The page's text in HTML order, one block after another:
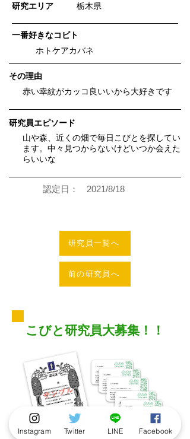
​研究エリア 栃木県
一番好きなコビト
ホトケアカバネ
​その理由
赤い幸紋がカッコ良いいから大好きです
研究員エピソード
山や森、近くの畑で毎日こびとを探してい
ます。中々見つからないけどいつか会えた
らいいな
認定日： 2021/8/18
研究員一覧へ
前の研究員へ
こびと研究員大募集！！
Instagram Twitter LINE Facebook